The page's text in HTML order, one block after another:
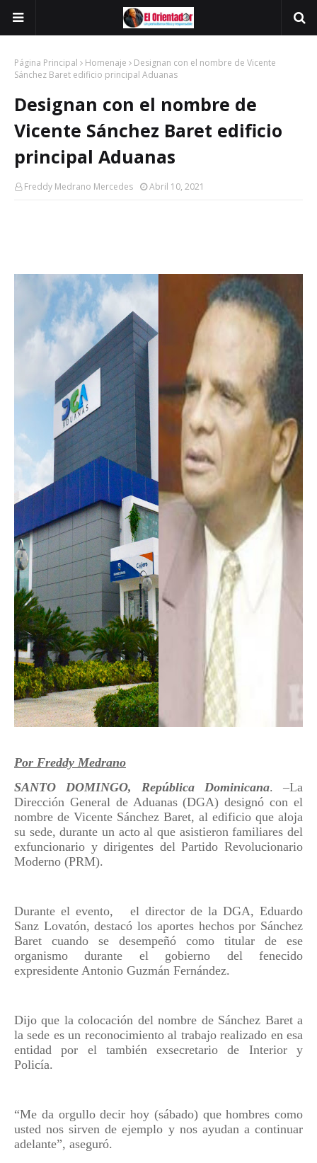
Página Principal Homenaje
Designan con el nombre de Vicente
Sánchez Baret edificio principal Aduanas
Designan con el nombre de
Vicente Sánchez Baret edificio
principal Aduanas
Freddy Medrano Mercedes Abril 10, 2021
Por Freddy Medrano
SANTO DOMINGO, República Dominicana. –La
Dirección General de Aduanas (DGA) designó con el
nombre de Vicente Sánchez Baret, al edificio que aloja
su sede, durante un acto al que asistieron familiares del
exfuncionario y dirigentes del Partido Revolucionario
Moderno (PRM).
Durante el evento,
el director de la DGA, Eduardo
Sanz Lovatón, destacó los aportes hechos por Sánchez
Baret cuando se desempeñó como titular de ese
organismo durante el gobierno del fenecido
expresidente Antonio Guzmán Fernández.
Dijo que la colocación del nombre de Sánchez Baret a
la sede es un reconocimiento al trabajo realizado en esa
entidad por el también exsecretario de Interior y
Policía.
“Me da orgullo decir hoy (sábado) que hombres como
usted nos sirven de ejemplo y nos ayudan a continuar
adelante”, aseguró.